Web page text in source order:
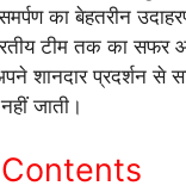
का बेहतरीन
टीम तक का सफर
शानदार प्रदर्शन से
जाती।